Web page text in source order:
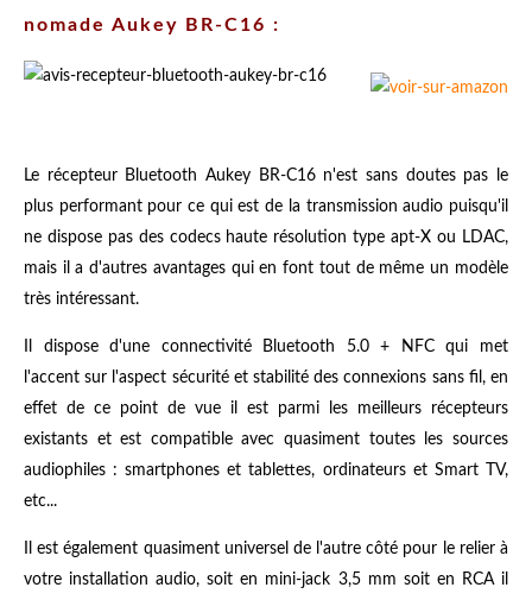
nomade Aukey BR-C16 :
Le récepteur Bluetooth Aukey BR-C16 n'est sans doutes pas le
plus performant pour ce qui est de la transmission audio puisqu'il
ne dispose pas des codecs haute résolution type apt-X ou LDAC,
mais il a d'autres avantages qui en font tout de même un modèle
très intéressant.
Il dispose d'une connectivité Bluetooth 5.0 + NFC qui met
l'accent sur l'aspect sécurité et stabilité des connexions sans fil, en
effet de ce point de vue il est parmi les meilleurs récepteurs
existants et est compatible avec quasiment toutes les sources
audiophiles : smartphones et tablettes, ordinateurs et Smart TV,
etc...
Il est également quasiment universel de l'autre côté pour le relier à
votre installation audio, soit en mini-jack 3,5 mm soit en RCA il